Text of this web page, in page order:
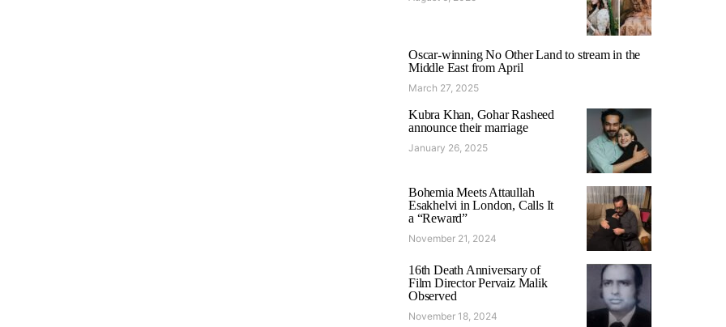
Oscar-winning No Other Land to stream in the
Middle East from April
March 27, 2025
Kubra Khan, Gohar Rasheed
announce their marriage
January 26, 2025
Bohemia Meets Attaullah
Esakhelvi in London, Calls It
a “Reward”
November 21, 2024
16th Death Anniversary of
Film Director Pervaiz Malik
Observed
November 18, 2024